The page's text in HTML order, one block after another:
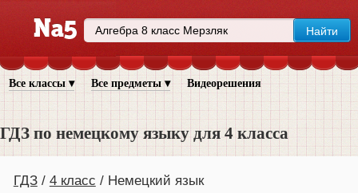
Все классы ▾ Все предметы ▾ Видеорешения
ГДЗ по немецкому языку для 4 класса
ГДЗ 4 класс Немецкий язык